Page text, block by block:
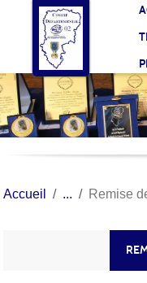
Accueil Remise
Panneau de gestion des